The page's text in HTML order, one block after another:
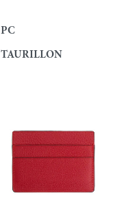
PC
TAURILLON